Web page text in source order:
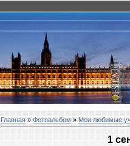
Главная » Фотоальбом » Мои любимые
1